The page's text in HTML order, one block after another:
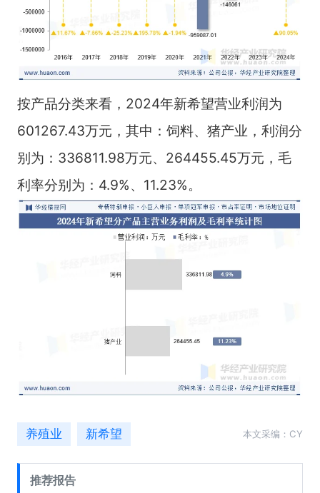
按产品分类来看，2024年新希望营业利润为
601267.43万元，其中：饲料、猪产业，利润分
别为：336811.98万元、264455.45万元，毛
利率分别为：4.9%、11.23%。
养殖业 新希望 本文采编：CY
推荐报告